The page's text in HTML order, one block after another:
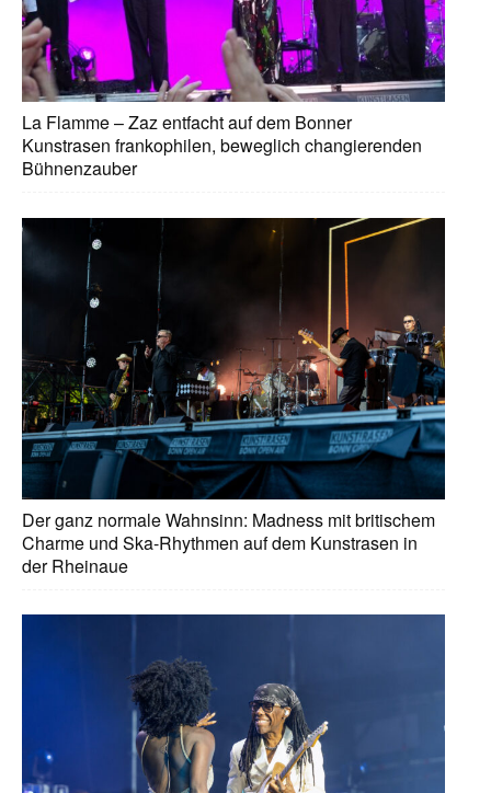
La Flamme – Zaz entfacht auf dem Bonner
Kunstrasen frankophilen, beweglich changierenden
Bühnenzauber
Der ganz normale Wahnsinn: Madness mit britischem
Charme und Ska-Rhythmen auf dem Kunstrasen in
der Rheinaue